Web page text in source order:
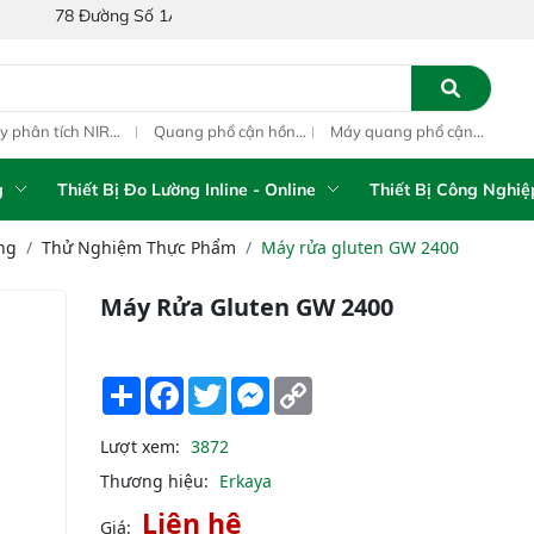
Số 1A, Khu Phố 4, Phường Bình Tân, Thành phố Hồ Chí Minh,
phổ cận hồng
Máy quang phổ cận
NIR Analyzer
Máy QUANG PHỔ
Vista-R
Thiết Bị Đo Lường Inline - Online Thiết Bị Công
Thử Nghiệm Thực Phẩm Máy rửa gluten GW 2400
Máy Rửa Gluten GW 2400
Share Facebook
TwitterMessenger
Lượt xem: 3872
Thương hiệu: Erkaya
Giá: Liên hệ